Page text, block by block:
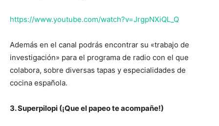
https://www.youtube.com/watch?v=JrgpNXiQL_Q
Además en el canal podrás encontrar su «trabajo de
investigación» para el programa de radio con el que
colabora, sobre diversas tapas y especialidades de
cocina española.
3. Superpilopi (¡Que el papeo te acompañe!)